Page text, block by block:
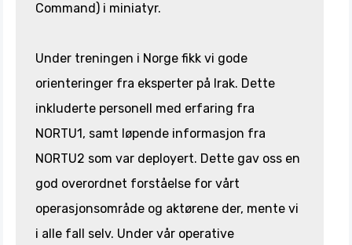
Command) i miniatyr.
Under treningen i Norge fikk vi gode
orienteringer fra eksperter på Irak. Dette
inkluderte personell med erfaring fra
NORTU1, samt løpende informasjon fra
NORTU2 som var deployert. Dette gav oss en
god overordnet forståelse for vårt
operasjonsområde og aktørene der, mente vi
i alle fall selv. Under vår operative